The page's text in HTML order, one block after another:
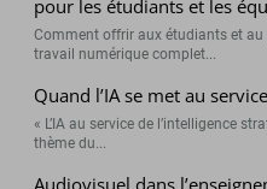
pour les étudiants et les
Comment offrir aux étudiants et
travail numérique complet...
Quand l’IA se met au
« L’IA au service de l’intelligence
thème du...